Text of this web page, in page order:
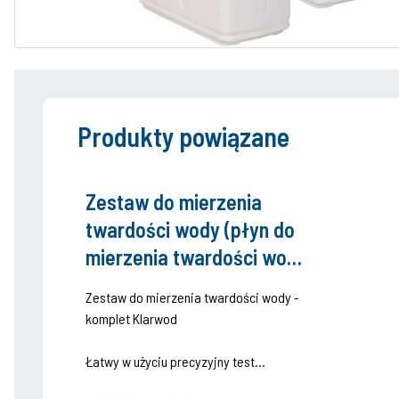
Produkty powiązane
Zestaw do mierzenia
twardości wody (płyn do
mierzenia twardości wody
menzurka + strzykawka 5
Zestaw do mierzenia twardości wody -
komplet Klarwod
Łatwy w użyciu precyzyjny test